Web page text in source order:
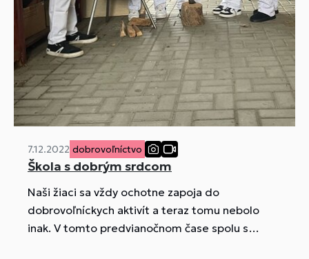
7.12.2022 dobrovoľníctvo
Škola s dobrým srdcom
Naši žiaci sa vždy ochotne zapoja do
dobrovoľníckych aktivít a teraz tomu nebolo
inak. V tomto predvianočnom čase spolu s